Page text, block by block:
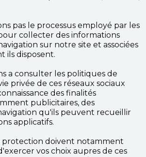
pas le processus employé par les
collecter des informations
sur notre site et associées
ils disposent.
a consulter les politiques de
privée de ces réseaux sociaux
des finalités
publicitaires, des
qu'ils peuvent recueillir
applicatifs.
protection doivent notamment
vos choix aupres de ces